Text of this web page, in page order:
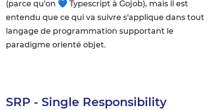
(parce qu'on 💙 Typescript à Gojob), mais il est
entendu que ce qui va suivre s'applique dans tout
langage de programmation supportant le
paradigme orienté objet.
SRP - Single Responsibility